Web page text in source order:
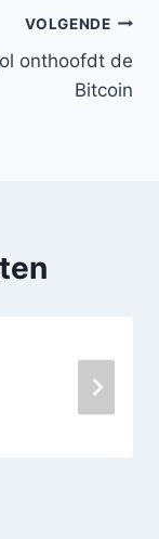
VOLGENDE
onthoofdt de
Bitcoin